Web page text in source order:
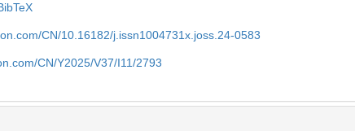
CN/10.16182/j.issn1004731x.joss.24-0583
CN/Y2025/V37/I11/2793